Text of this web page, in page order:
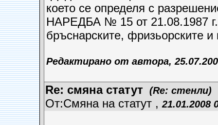
което се определя с
НАРЕДБА № 15 от 21.08.1987 г.
бръснарските, фризьорските и
Редактирано от автора,
Re: смяна статут (Re: стенли)
От:Смяна на статут , 21.01.2008